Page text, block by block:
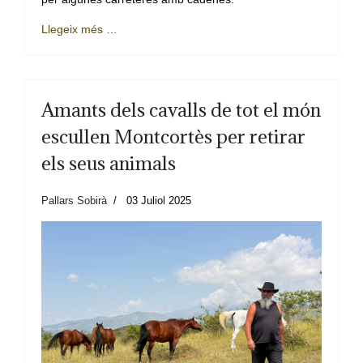
Llegeix més …
Amants dels cavalls de tot el món
escullen Montcortès per retirar
els seus animals
Pallars Sobirà 03 Juliol 2025